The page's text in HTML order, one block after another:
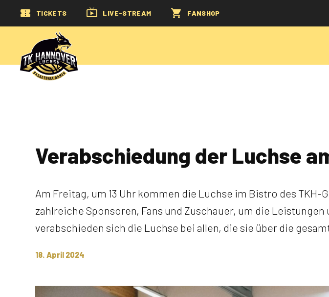
TICKETS LIVE-STREAM FANSHOP
Verabschiedung der Luchse
Am Freitag, um 13 Uhr kommen die Luchse im Bistro des TKH-
zahlreiche Sponsoren, Fans und Zuschauer, um die
verabschieden sich die Luchse bei allen, die sie über die
18. April 2024